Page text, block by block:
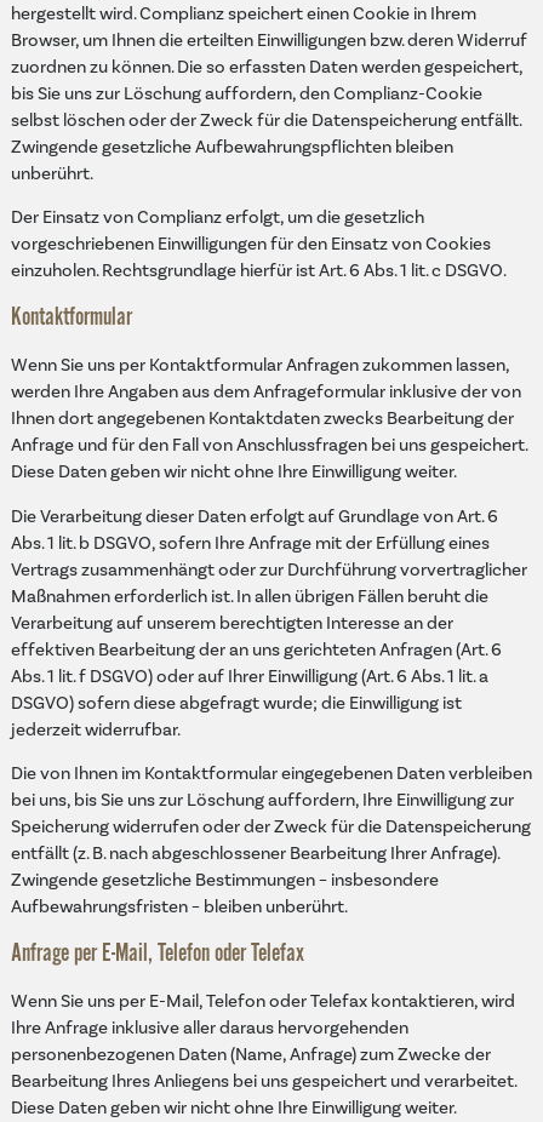
hergestellt wird. Complianz speichert einen Cookie in Ihrem
Browser, um Ihnen die erteilten Einwilligungen bzw. deren Widerruf
zuordnen zu können. Die so erfassten Daten werden gespeichert,
bis Sie uns zur Löschung auffordern, den Complianz-Cookie
selbst löschen oder der Zweck für die Datenspeicherung entfällt.
Zwingende gesetzliche Aufbewahrungspflichten bleiben
unberührt.
Der Einsatz von Complianz erfolgt, um die gesetzlich
vorgeschriebenen Einwilligungen für den Einsatz von Cookies
einzuholen. Rechtsgrundlage hierfür ist Art. 6 Abs. 1 lit. c DSGVO.
Kontaktformular
Wenn Sie uns per Kontaktformular Anfragen zukommen lassen,
werden Ihre Angaben aus dem Anfrageformular inklusive der von
Ihnen dort angegebenen Kontaktdaten zwecks Bearbeitung der
Anfrage und für den Fall von Anschlussfragen bei uns gespeichert.
Diese Daten geben wir nicht ohne Ihre Einwilligung weiter.
Die Verarbeitung dieser Daten erfolgt auf Grundlage von Art. 6
Abs. 1 lit. b DSGVO, sofern Ihre Anfrage mit der Erfüllung eines
Vertrags zusammenhängt oder zur Durchführung vorvertraglicher
Maßnahmen erforderlich ist. In allen übrigen Fällen beruht die
Verarbeitung auf unserem berechtigten Interesse an der
effektiven Bearbeitung der an uns gerichteten Anfragen (Art. 6
Abs. 1 lit. f DSGVO) oder auf Ihrer Einwilligung (Art. 6 Abs. 1 lit. a
DSGVO) sofern diese abgefragt wurde; die Einwilligung ist
jederzeit widerrufbar.
Die von Ihnen im Kontaktformular eingegebenen Daten verbleiben
bei uns, bis Sie uns zur Löschung auffordern, Ihre Einwilligung zur
Speicherung widerrufen oder der Zweck für die Datenspeicherung
entfällt (z. B. nach abgeschlossener Bearbeitung Ihrer Anfrage).
Zwingende gesetzliche Bestimmungen – insbesondere
Aufbewahrungsfristen – bleiben unberührt.
Anfrage per E-Mail, Telefon oder Telefax
Wenn Sie uns per E-Mail, Telefon oder Telefax kontaktieren, wird
Ihre Anfrage inklusive aller daraus hervorgehenden
personenbezogenen Daten (Name, Anfrage) zum Zwecke der
Bearbeitung Ihres Anliegens bei uns gespeichert und verarbeitet.
Diese Daten geben wir nicht ohne Ihre Einwilligung weiter.